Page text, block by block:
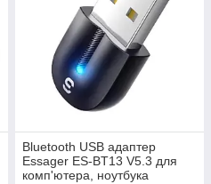
Bluetooth USB адаптер
Essager ES-BT13 V5.3 для
комп'ютера, ноутбука